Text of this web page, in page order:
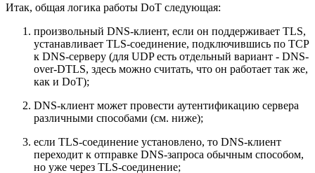
Итак, общая логика работы DoT следующая:
произвольный DNS-клиент, если он поддерживает TLS,
устанавливает TLS-соединение, подключившись по TCP
к DNS-серверу (для UDP есть отдельный вариант - DNS-
over-DTLS, здесь можно считать, что он работает так же,
как и DoT);
DNS-клиент может провести аутентификацию сервера
различными способами (см. ниже);
если TLS-соединение установлено, то DNS-клиент
переходит к отправке DNS-запроса обычным способом,
но уже через TLS-соединение;